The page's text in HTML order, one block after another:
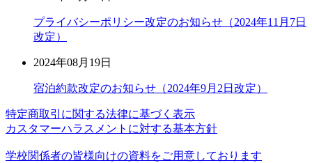
プライバシーポリシー改定のお知らせ（2024年11月7日
改定）
2024年08月19日
宿泊約款改定のお知らせ（2024年9月2日改定）
特定商取引に関する法律に基づく表示
カスタマーハラスメントに対する基本方針
学校関係者の皆様向けの資料をご用意しております